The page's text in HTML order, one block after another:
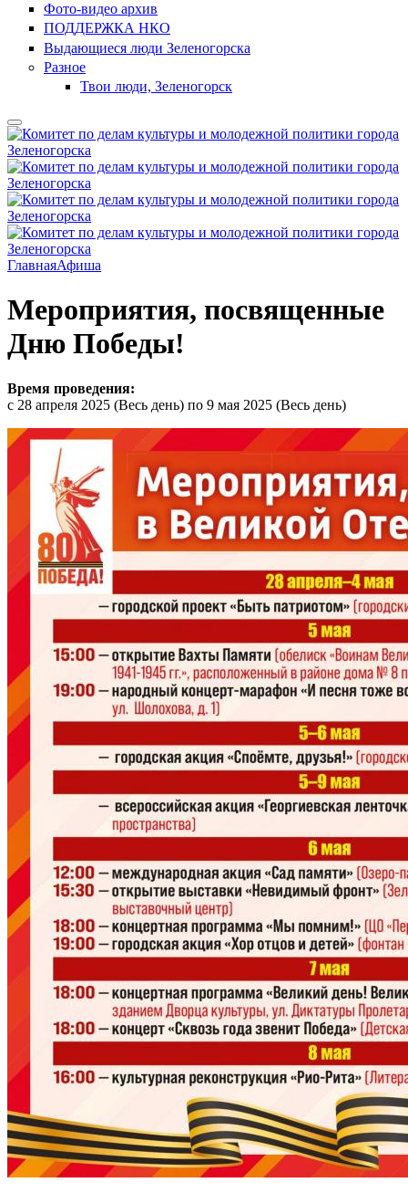
Фото-видео архив
ПОДДЕРЖКА НКО
Выдающиеся люди Зеленогорска
Разное
Твои люди, Зеленогорск
ГлавнаяАфиша
Мероприятия, посвященные
Дню Победы!
Время проведения:
с 28 апреля 2025 (Весь день) по 9 мая 2025 (Весь день)